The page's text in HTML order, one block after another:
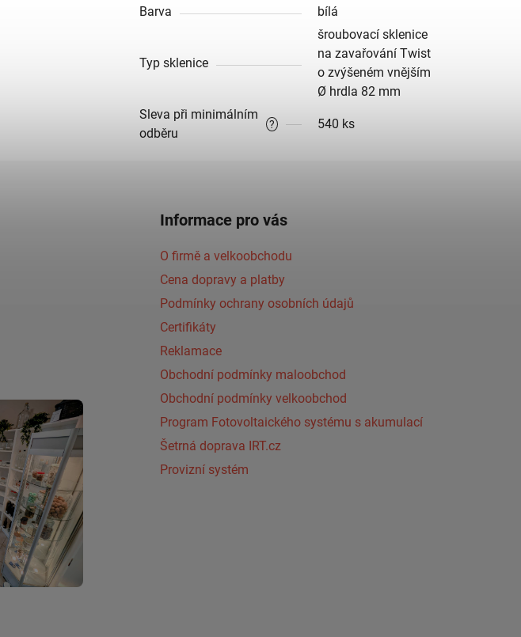
Barva
bílá
Typ sklenice
šroubovací sklenice
na zavařování Twist
o zvýšeném vnějším
Ø hrdla 82 mm
?
Sleva při minimálním
odběru
540 ks
Informace pro vás
O firmě a velkoobchodu
Cena dopravy a platby
Podmínky ochrany osobních údajů
Certifikáty
Reklamace
Obchodní podmínky maloobchod
Obchodní podmínky velkoobchod
Program Fotovoltaického systému s akumulací
Šetrná doprava IRT.cz
Provizní systém